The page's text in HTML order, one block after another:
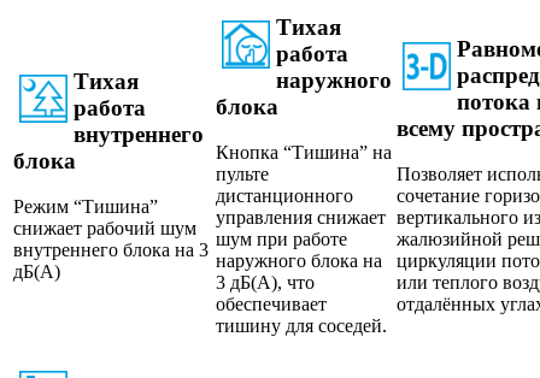
Тихая
работа
внутреннего
блока
Режим “Тишина”
снижает рабочий шум
внутреннего блока на 3
дБ(A)
Тихая
работа
наружного
блока
Кнопка “Тишина” на
пульте
дистанционного
управления снижает
шум при работе
наружного блока на
3 дБ(A), что
обеспечивает
тишину для соседей.
потока
всему
Позволяет
сочетание
вертикального
жалюзийной
циркуляции
или теплого
отдалённых